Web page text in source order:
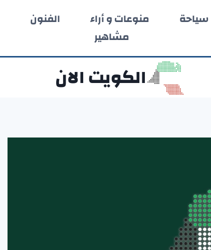
سياحة منوعات و أراء الفنون
مشاهير
الكويت الان